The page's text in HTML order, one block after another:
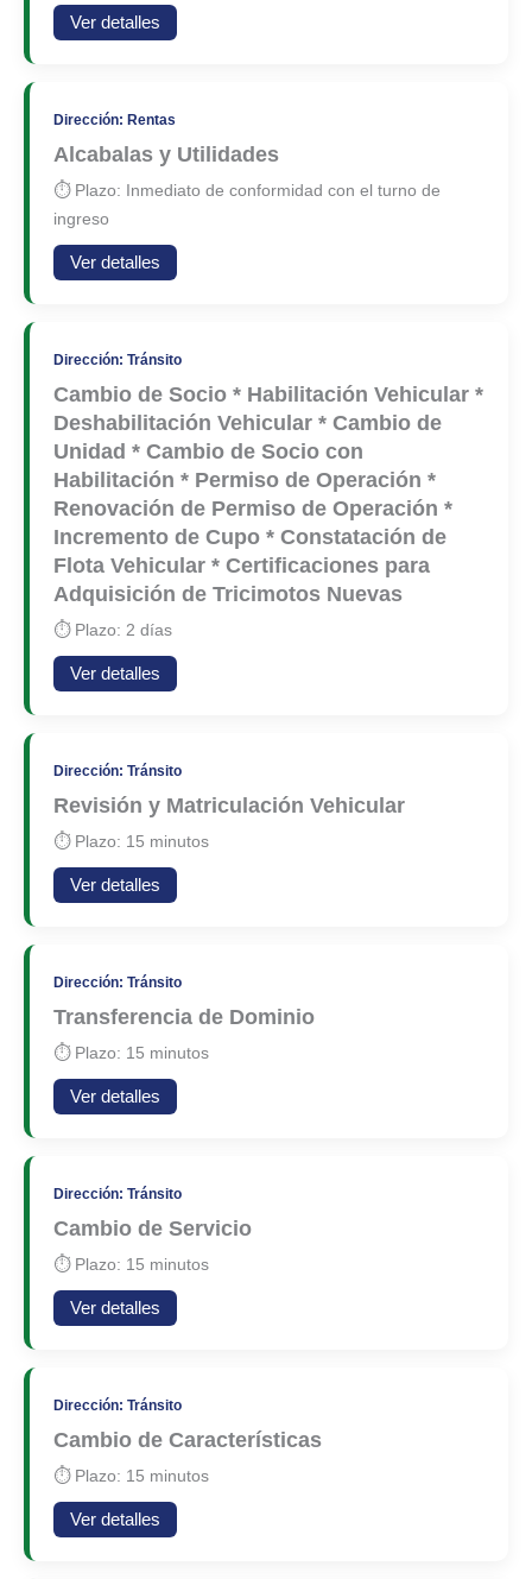
Ver detalles
Dirección: Rentas
Alcabalas y Utilidades
⏱ Plazo: Inmediato de conformidad con el turno de
ingreso
Ver detalles
Dirección: Tránsito
Cambio de Socio * Habilitación Vehicular *
Deshabilitación Vehicular * Cambio de
Unidad * Cambio de Socio con
Habilitación * Permiso de Operación *
Renovación de Permiso de Operación *
Incremento de Cupo * Constatación de
Flota Vehicular * Certificaciones para
Adquisición de Tricimotos Nuevas
⏱ Plazo: 2 días
Ver detalles
Dirección: Tránsito
Revisión y Matriculación Vehicular
⏱ Plazo: 15 minutos
Ver detalles
Dirección: Tránsito
Transferencia de Dominio
⏱ Plazo: 15 minutos
Ver detalles
Dirección: Tránsito
Cambio de Servicio
⏱ Plazo: 15 minutos
Ver detalles
Dirección: Tránsito
Cambio de Características
⏱ Plazo: 15 minutos
Ver detalles